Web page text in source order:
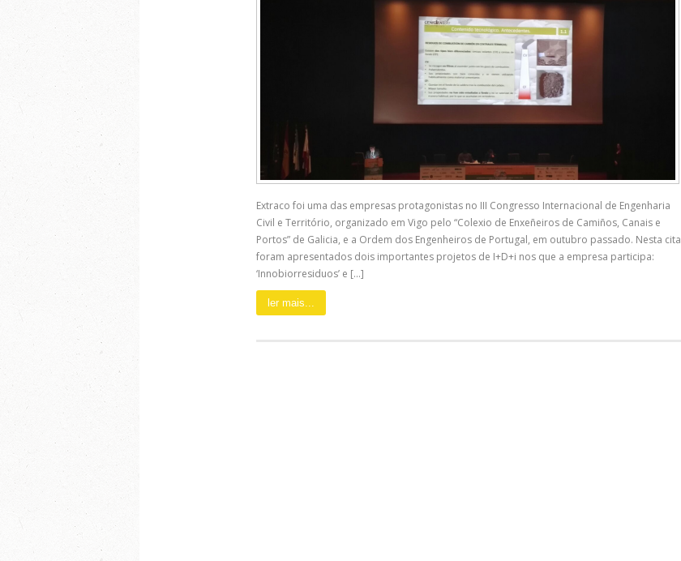
Extraco foi uma das empresas protagonistas no III Congresso Internacional de Engenharia
Civil e Território, organizado em Vigo pelo “Colexio de Enxeñeiros de Camiños, Canais e
Portos” de Galicia, e a Ordem dos Engenheiros de Portugal, em outubro passado. Nesta cita
foram apresentados dois importantes projetos de I+D+i nos que a empresa participa:
‘Innobiorresiduos’ e [...]
ler mais...